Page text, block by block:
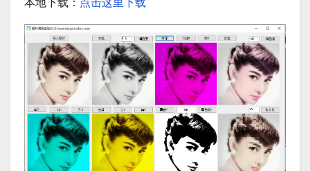
本地下载： 点击这里下载